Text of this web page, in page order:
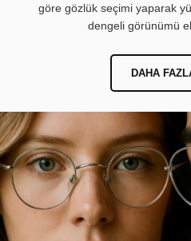
göre gözlük seçimi yaparak
dengeli görünümü
DAHA